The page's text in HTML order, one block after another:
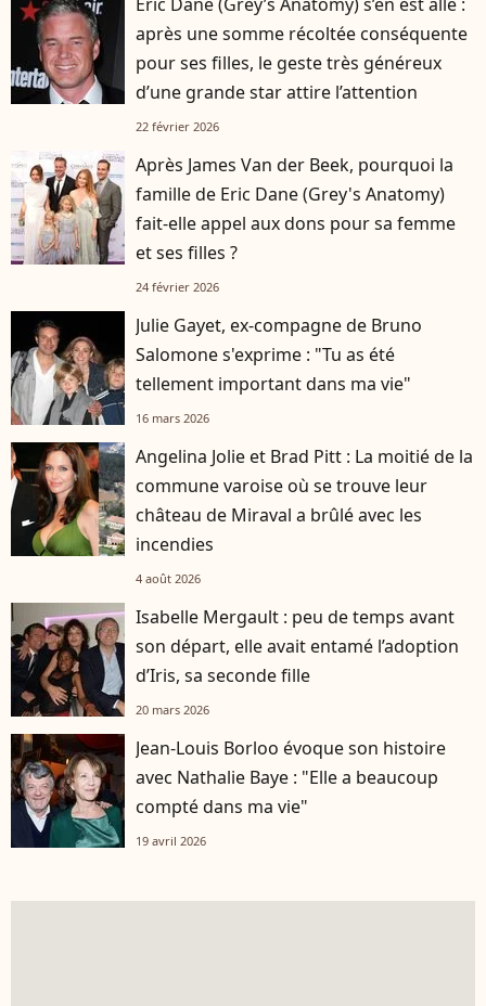
après une somme récoltée conséquente
pour ses filles, le geste très généreux
d’une grande star attire l’attention
22 février 2026
Après James Van der Beek, pourquoi la
famille de Eric Dane (Grey's Anatomy)
fait-elle appel aux dons pour sa femme
et ses filles ?
24 février 2026
Julie Gayet, ex-compagne de Bruno
Salomone s'exprime : "Tu as été
tellement important dans ma vie"
16 mars 2026
Angelina Jolie et Brad Pitt : La moitié de la
commune varoise où se trouve leur
château de Miraval a brûlé avec les
incendies
4 août 2026
Isabelle Mergault : peu de temps avant
son départ, elle avait entamé l’adoption
d’Iris, sa seconde fille
20 mars 2026
Jean-Louis Borloo évoque son histoire
avec Nathalie Baye : "Elle a beaucoup
compté dans ma vie"
19 avril 2026